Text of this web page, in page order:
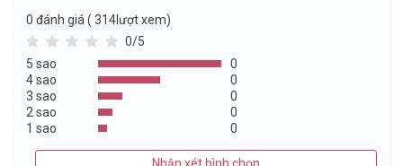
0 đánh giá ( 314lượt xem)
0/5
5 sao
0
4 sao
0
3 sao
0
2 sao
0
1 sao
0